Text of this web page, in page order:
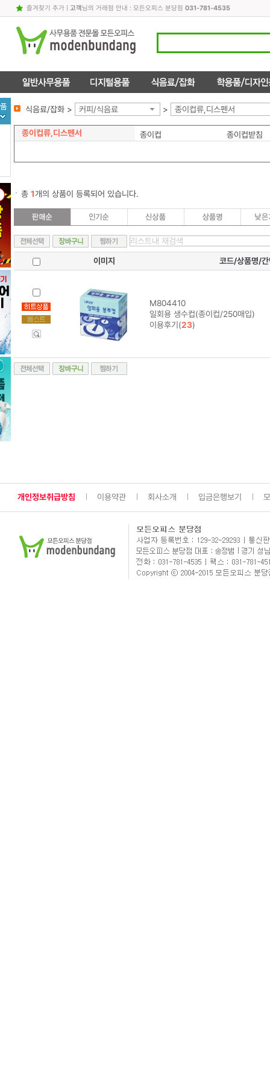
즐겨찾기 추가| 고객님의 거래점 안내 : 모든오피스 분당점 031-781-4535
식음료/잡화 > 커피/식음료 > 종이컵류,디스펜서
종이컵류,디스펜서 종이컵 종이컵받침
총 1개의 상품이 등록되어 있습니다.
이미지 코드/상품명/간
M804410
일회용 생수컵(종이컵/250매입)
이용후기(23)
개인정보취급방침 이용약관 회사소개 입금은행보기